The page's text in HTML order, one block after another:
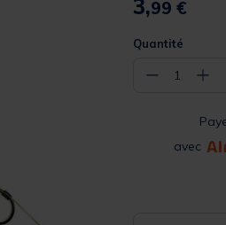
3,99 €
Quantité
− 1 +
avec